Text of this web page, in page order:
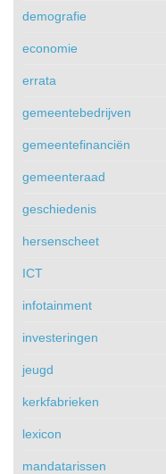
demografie
economie
errata
gemeentebedrijven
gemeentefinanciën
gemeenteraad
geschiedenis
hersenscheet
ICT
infotainment
investeringen
jeugd
kerkfabrieken
lexicon
mandatarissen